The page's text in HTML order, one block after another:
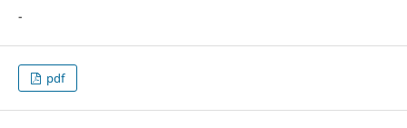
-
pdf